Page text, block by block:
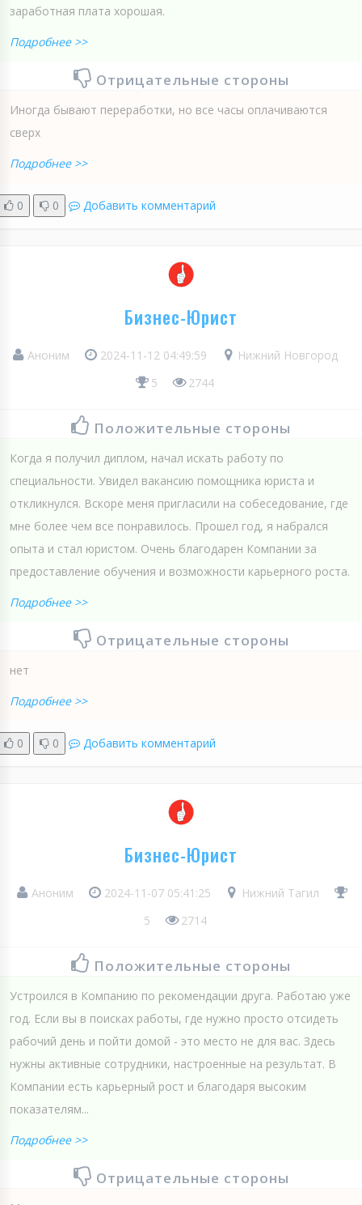
заработная плата хорошая.
Подробнее >>
Отрицательные стороны
Иногда бывают переработки, но все часы оплачиваются
сверх
Подробнее >>
0 0 Добавить комментарий
Бизнес-Юрист
Аноним 2024-11-12 04:49:59
Нижний Новгород
5
2744
Положительные стороны
Когда я получил диплом, начал искать работу по
специальности. Увидел вакансию помощника юриста и
откликнулся. Вскоре меня пригласили на собеседование, где
мне более чем все понравилось. Прошел год, я набрался
опыта и стал юристом. Очень благодарен Компании за
предоставление обучения и возможности карьерного роста.
Подробнее >>
Отрицательные стороны
нет
Подробнее >>
0 0 Добавить комментарий
Бизнес-Юрист
Аноним 2024-11-07 05:41:25
Нижний Тагил
5
2714
Положительные стороны
Устроился в Компанию по рекомендации друга. Работаю уже
год. Если вы в поисках работы, где нужно просто отсидеть
рабочий день и пойти домой - это место не для вас. Здесь
нужны активные сотрудники, настроенные на результат. В
Компании есть карьерный рост и благодаря высоким
показателям...
Подробнее >>
Отрицательные стороны